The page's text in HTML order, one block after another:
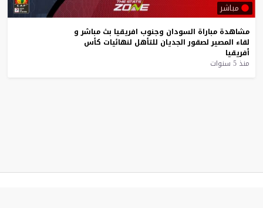
مباشر
مشاهدة مباراة السودان وجنوب افريقيا بث مباشر و
لقاء المصير لصقور الجديان للتأهل لنهائيات كأس
أفريقيا
منذ 5 سنوات